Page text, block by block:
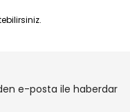
e-posta ile haberdar